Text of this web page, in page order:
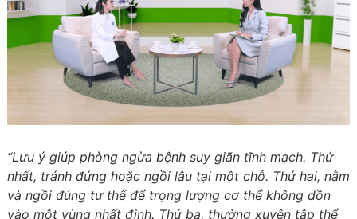
“Lưu ý giúp phòng ngừa bệnh suy giãn tĩnh mạch. Thứ
nhất, tránh đứng hoặc ngồi lâu tại một chỗ. Thứ hai, nằm
và ngồi đúng tư thế để trọng lượng cơ thể không dồn
vào một vùng nhất định. Thứ ba, thường xuyên tập thể